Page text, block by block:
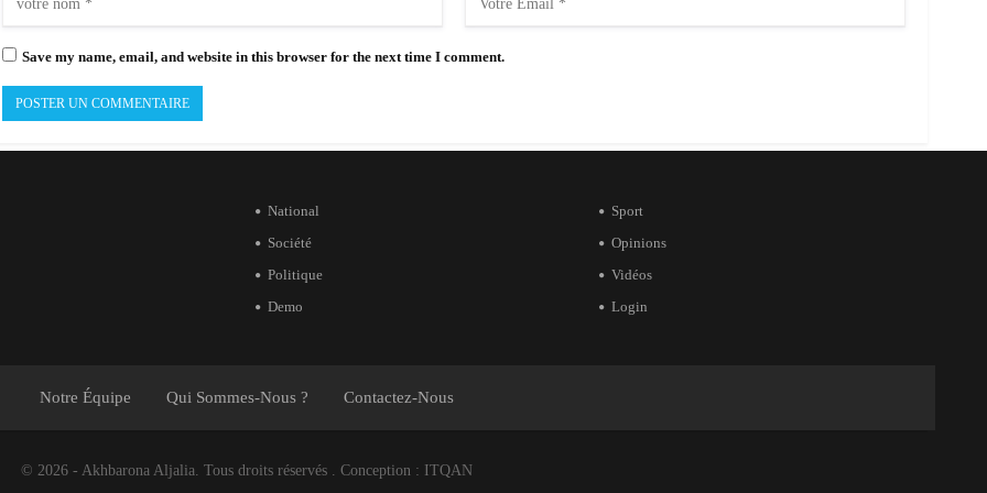
Save my name, email, and website in this browser for the next time I comment.
National
Société
Politique
Demo
Sport
Opinions
Vidéos
Login
Notre Équipe Qui Sommes-Nous ? Contactez-Nous
© 2026 - Akhbarona Aljalia. Tous droits réservés . Conception : ITQAN